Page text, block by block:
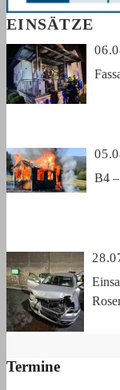
EINSÄTZE
B4
Termine